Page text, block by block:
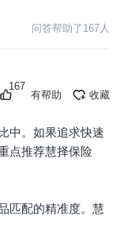
问答帮助了 167人
167
有帮助 收藏
中。如果追求快速
点推荐慧择保险
匹配的精准度。慧